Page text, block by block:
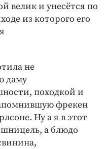
велик и унесётся по
из которого его
не
даму
походкой и
фрекен
Ну а я в этот
а блюдо